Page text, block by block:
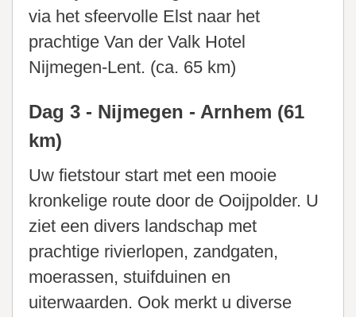
via het sfeervolle Elst naar het
prachtige Van der Valk Hotel
Nijmegen-Lent. (ca. 65 km)
Dag 3 - Nijmegen - Arnhem (61
km)
Uw fietstour start met een mooie
kronkelige route door de Ooijpolder. U
ziet een divers landschap met
prachtige rivierlopen, zandgaten,
moerassen, stuifduinen en
uiterwaarden. Ook merkt u diverse